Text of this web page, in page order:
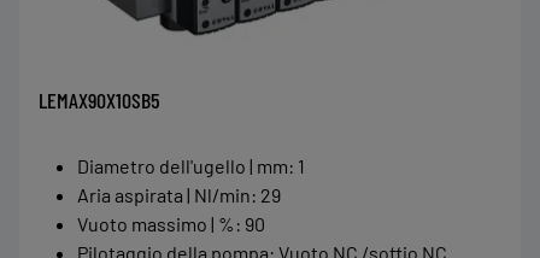
LEMAX90X10SB5
Diametro dell'ugello | mm: 1
Aria aspirata | Nl/min: 29
Vuoto massimo | % : 90
Pilotaggio della pompa: Vuoto NC /soffio NC